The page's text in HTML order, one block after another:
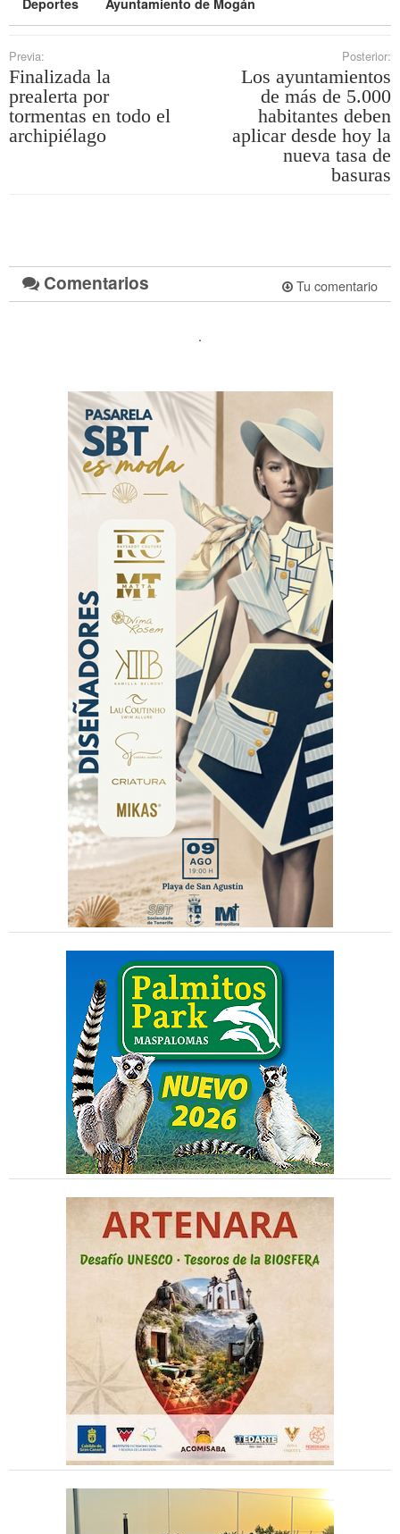
Deportes Ayuntamiento de Mogán
Previa:
Finalizada la
prealerta por
tormentas en todo el
archipiélago
Posterior:
Los ayuntamientos
de más de 5.000
habitantes deben
aplicar desde hoy la
nueva tasa de
basuras
Comentarios Tu comentario
.